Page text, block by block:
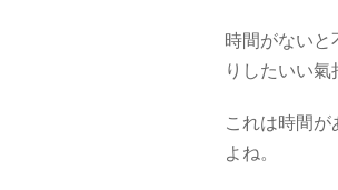
時間がないと
りしたいい氣
これは時間
よね。